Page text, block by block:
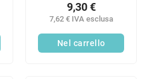
7,62 € IVA esclusa
9,30 €
Nel carrello